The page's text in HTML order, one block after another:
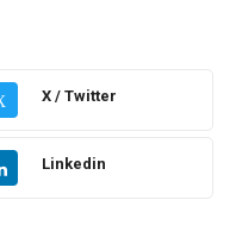
Elektronik
X / Twitter
Linkedin